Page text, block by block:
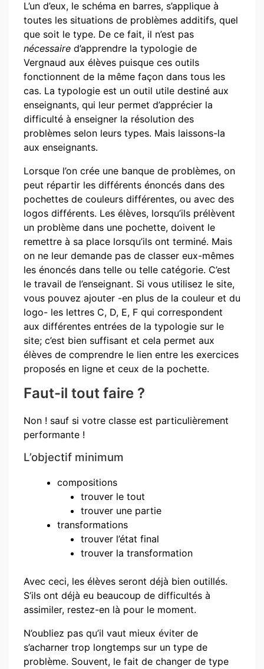
L’un d’eux, le schéma en barres, s’applique à
toutes les situations de problèmes additifs, quel
que soit le type. De ce fait, il n’est pas
nécessaire d’apprendre la typologie de
Vergnaud aux élèves puisque ces outils
fonctionnent de la même façon dans tous les
cas. La typologie est un outil utile destiné aux
enseignants, qui leur permet d’apprécier la
difficulté à enseigner la résolution des
problèmes selon leurs types. Mais laissons-la
aux enseignants.
Lorsque l’on crée une banque de problèmes, on
peut répartir les différents énoncés dans des
pochettes de couleurs différentes, ou avec des
logos différents. Les élèves, lorsqu’ils prélèvent
un problème dans une pochette, doivent le
remettre à sa place lorsqu’ils ont terminé. Mais
on ne leur demande pas de classer eux-mêmes
les énoncés dans telle ou telle catégorie. C’est
le travail de l’enseignant. Si vous utilisez le site,
vous pouvez ajouter -en plus de la couleur et du
logo- les lettres C, D, E, F qui correspondent
aux différentes entrées de la typologie sur le
site; c’est bien suffisant et cela permet aux
élèves de comprendre le lien entre les exercices
proposés en ligne et ceux de la pochette.
Faut-il tout faire ?
Non ! sauf si votre classe est particulièrement
performante !
L’objectif minimum
compositions
trouver le tout
trouver une partie
transformations
trouver l’état final
trouver la transformation
Avec ceci, les élèves seront déjà bien outillés.
S’ils ont déjà eu beaucoup de difficultés à
assimiler, restez-en là pour le moment.
N’oubliez pas qu’il vaut mieux éviter de
s’acharner trop longtemps sur un type de
problème. Souvent, le fait de changer de type